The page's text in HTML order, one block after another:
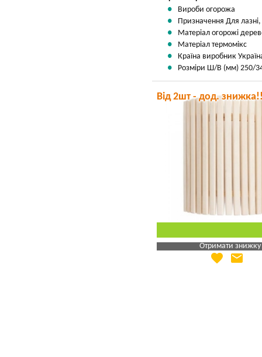
Вироби огорожа
Призначення Для
Матеріал огорожі
Матеріал термомікс
Країна виробник
Розміри Ш/В (мм) 250/
Від 2шт - дод.
Отримати знижку
Яка Ваша ціна
favorite email